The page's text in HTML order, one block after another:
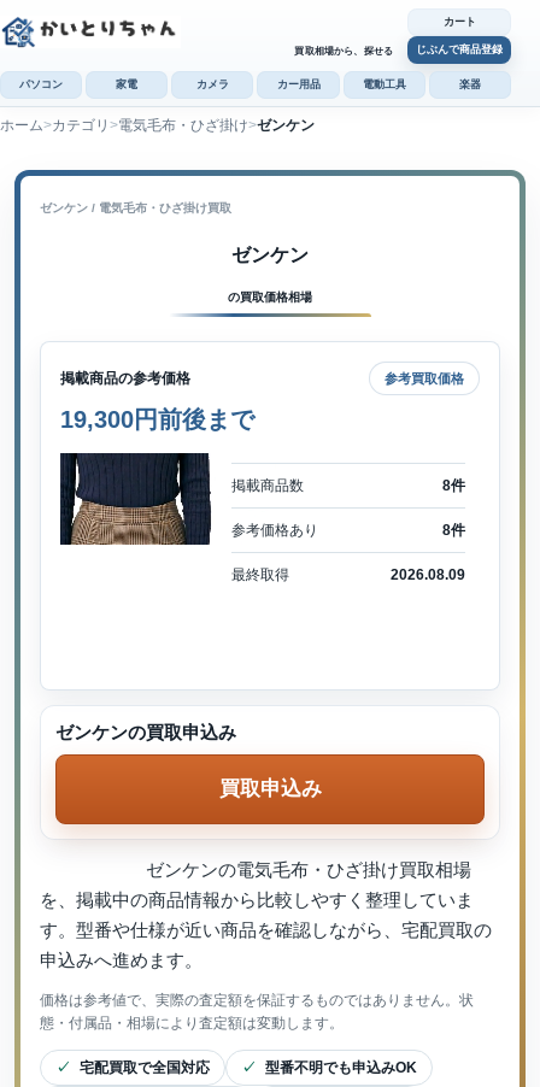
買取相場から、探せる
カート
じぶんで商品登録
パソコン 家電 カメラ カー用品 電動工具 楽器
ホーム カテゴリ 電気毛布・ひざ掛け ゼンケン
ゼンケン / 電気毛布・ひざ掛け買取
ゼンケン
の買取価格相場
掲載商品の参考価格 参考買取価格
19,300円前後まで
掲載商品数 8件
参考価格あり 8件
最終取得 2026.08.09
ゼンケンの電気毛布・ひざ掛け買取相場
を、掲載中の商品情報から比較しやすく整理していま
す。型番や仕様が近い商品を確認しながら、宅配買取の
申込みへ進めます。
価格は参考値で、実際の査定額を保証するものではありません。状
態・付属品・相場により査定額は変動します。
宅配買取で全国対応 型番不明でも申込みOK
ゼンケンの買取申込み
買取申込み